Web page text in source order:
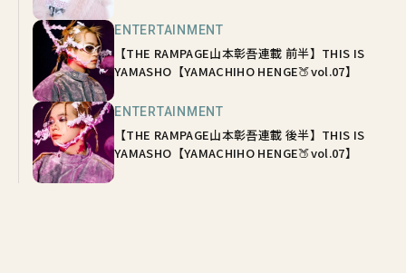
ENTERTAINMENT
【THE RAMPAGE山本彰吾連載 前半】THIS IS
YAMASHO【YAMACHIHO HENGE🍑vol.07】
ENTERTAINMENT
【THE RAMPAGE山本彰吾連載 後半】THIS IS
YAMASHO【YAMACHIHO HENGE🍑vol.07】